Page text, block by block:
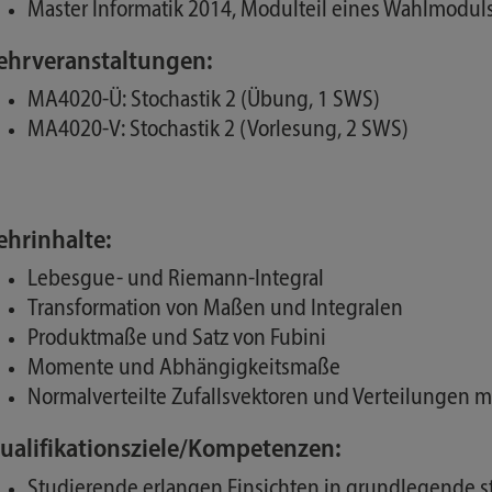
Master Informatik 2014, Modulteil eines
MA4020-Ü: Stochastik 2 (Übung, 1 SWS)
MA4020-V: Stochastik 2 (Vorlesung, 2 SWS)
Lebesgue- und Riemann-Integral
Transformation von Maßen und Integralen
Produktmaße und Satz von Fubini
Momente und Abhängigkeitsmaße
Normalverteilte Zufallsvektoren und Verteilungen
Kompetenzen: